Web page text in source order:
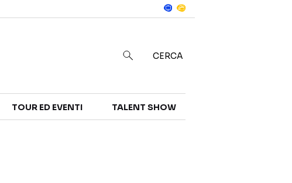
CERCA
TOUR ED EVENTI TALENT SHOW